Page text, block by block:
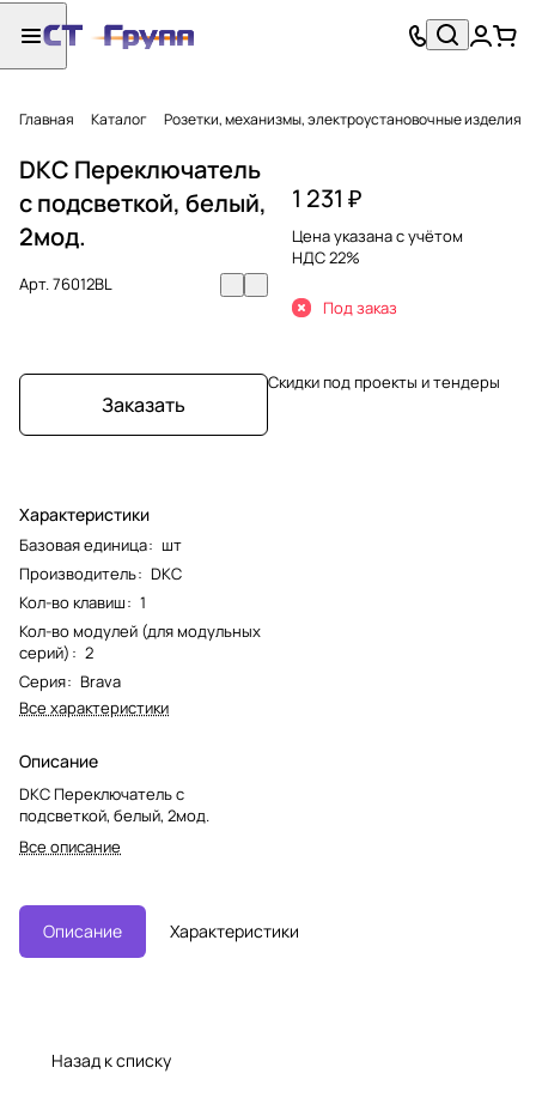
Главная Каталог Розетки, механизмы, электроустановочные изделия
DKC Переключатель
с подсветкой, белый,
2мод.
Арт.76012BL
Заказать
Характеристики
Базовая единица: шт
Производитель: DKC
Кол-во клавиш: 1
Кол-во модулей (для модульных
серий) : 2
Серия: Brava
Все характеристики
Описание
DKC Переключатель с
подсветкой, белый, 2мод.
Все описание
1 231 ₽
Цена указана с учётом
НДС 22%
Под заказ
Скидки под проекты и тендеры
Описание Характеристики
Назад к списку